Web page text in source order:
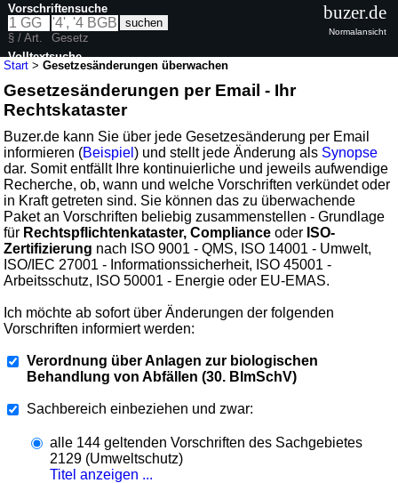
Start >Gesetzesänderungen überwachen
Gesetzesänderungen per Email - Ihr
Rechtskataster
Buzer.de kann Sie über jede Gesetzesänderung per Email
informieren (Beispiel) und stellt jede Änderung als Synopse
dar. Somit entfällt Ihre kontinuierliche und jeweils aufwendige
Recherche, ob, wann und welche Vorschriften verkündet oder
in Kraft getreten sind. Sie können das zu überwachende
Paket an Vorschriften beliebig zusammenstellen - Grundlage
für Rechtspflichtenkataster, Compliance oder ISO-
Zertifizierung nach ISO 9001 - QMS, ISO 14001 - Umwelt,
ISO/IEC 27001 - Informationssicherheit, ISO 45001 -
Arbeitsschutz, ISO 50001 - Energie oder EU-EMAS.
Ich möchte ab sofort über Änderungen der folgenden
Vorschriften informiert werden:
Verordnung über Anlagen zur biologischen
Behandlung von Abfällen (30. BImSchV)
Sachbereich einbeziehen und zwar:
alle 144 geltenden Vorschriften des Sachgebietes
2129 (Umweltschutz)
Titel anzeigen ...
Vorschriftensuche
§ / Art.
Gesetz
Volltextsuche
buzer.de
Normalansicht